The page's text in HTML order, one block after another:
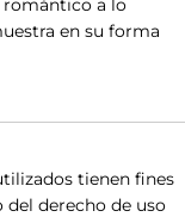
en su forma
tienen fines
derecho de uso